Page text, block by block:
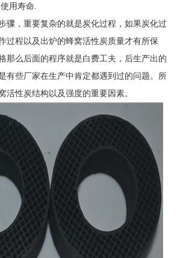
用寿命.
骤，重要复杂的就是炭化过程，如果炭化过
过程以及出炉的蜂窝活性炭质量才有所保
那么后面的程序就是白费工夫，后生产出的
有些厂家在生产中肯定都遇到过的问题。所
活性炭结构以及强度的重要因素。